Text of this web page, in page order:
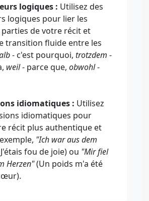
logiques : Utilisez des
logiques pour lier les
de votre récit et
transition fluide entre les
- c'est pourquoi, trotzdem -
weil- parce que, obwohl-
idiomatiques : Utilisez
idiomatiques pour
récit plus authentique et
"Ich war aus dem
fou de joie) ou "Mir fiel
Herzen"(Un poids m'a été